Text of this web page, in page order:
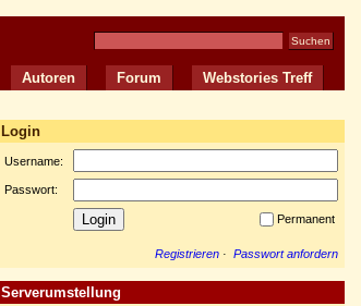
Autoren Forum Webstories Treff
Login
Username:
Passwort:
Permanent
Registrieren · Passwort anfordern
Serverumstellung